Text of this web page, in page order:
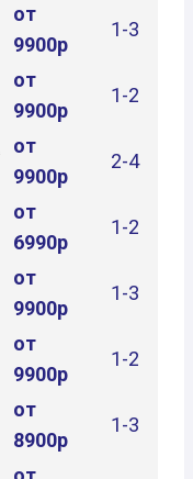
от
9900р
1-3
от
9900р
1-2
от
9900р
2-4
от
6990р
1-2
от
9900р
1-3
от
9900р
1-2
от
8900р
1-3